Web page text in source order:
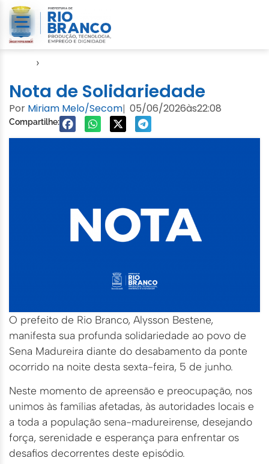
›
Nota de Solidariedade
Por Miriam Melo/Secom| 05/06/2026às22:08
Compartilhe:
O prefeito de Rio Branco, Alysson Bestene,
manifesta sua profunda solidariedade ao povo de
Sena Madureira diante do desabamento da ponte
ocorrido na noite desta sexta-feira, 5 de junho.
Neste momento de apreensão e preocupação, nos
unimos às famílias afetadas, às autoridades locais e
a toda a população sena-madureirense, desejando
força, serenidade e esperança para enfrentar os
desafios decorrentes deste episódio.